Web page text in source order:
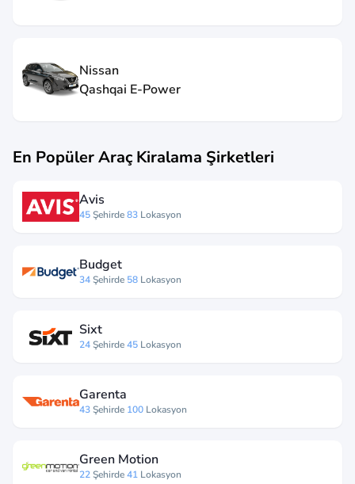
Nissan
Qashqai E-Power
En Popüler Araç Kiralama Şirketleri
Avis
45Şehirde83 Lokasyon
Budget
34Şehirde 58 Lokasyon
Sixt
24Şehirde45 Lokasyon
Garenta
43Şehirde 100 Lokasyon
Green Motion
22Şehirde41 Lokasyon